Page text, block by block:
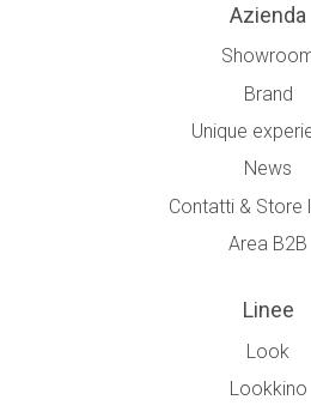
Azienda
Brand
Unique
News
Contatti & Store
Area B2B
Linee
Look
Lookkino